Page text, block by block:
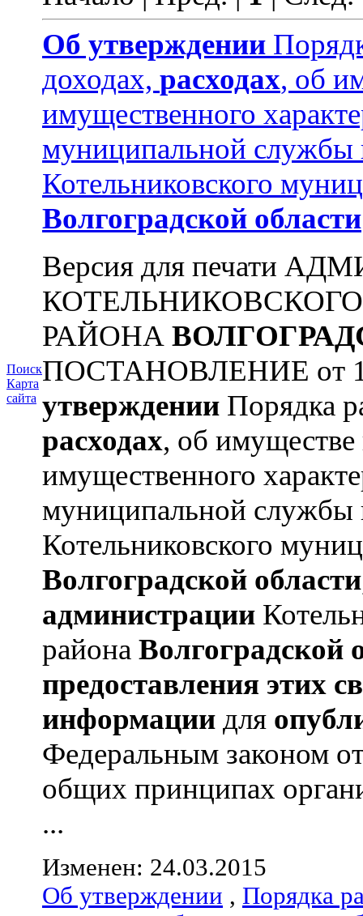
Поиск
Карта
сайта
Об утверждении
доходах, расходах, об
имущественного
муниципальной службы
Котельниковского
Волгоградской области
Версия для печати
РАЙОНА
ПОСТАНОВЛЕНИЕ от
утверждении Порядка
расходах, об имуществе
имущественного
муниципальной службы
Котельниковского
Волгоградской области
администрации
района Волгоградской
предоставления этих
информации для
Федеральным законом
общих принципах
...
Изменен: 24.03.2015
Об утверждении , Порядка